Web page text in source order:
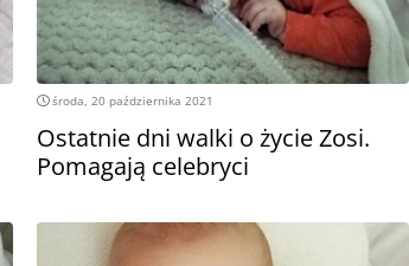
środa, 20 października 2021
Ostatnie dni walki o życie Zosi.
Pomagają celebryci